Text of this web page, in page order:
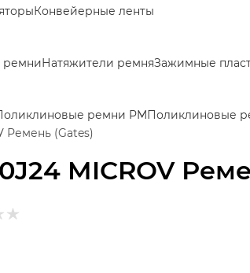
MICROV
Конвейерные ленты
ремниНатяжители ремняЗажимные
ремни PMПоликлиновые
Ремень (Gates)